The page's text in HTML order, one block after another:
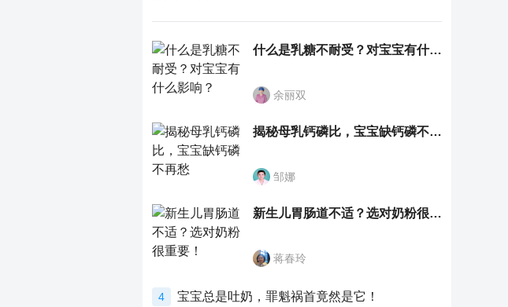
什么是乳糖不耐受？对宝宝有什么影响？
余丽双
揭秘母乳钙磷比，宝宝缺钙磷不再愁
邹娜
新生儿胃肠道不适？选对奶粉很重要！
蒋春玲
4 宝宝总是吐奶，罪魁祸首竟然是它！